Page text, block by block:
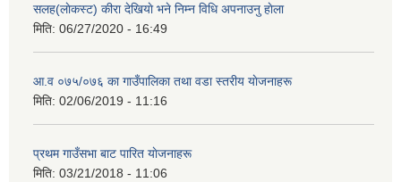
सलह(लाेकस्ट) कीरा देखियाे भने निम्न विधि अपनाउनु हाेला
मिति: 06/27/2020 - 16:49
आ‍.व ०७५/०७६ का गाउँपालिका तथा वडा स्तरीय याेजनाहरू
मिति: 02/06/2019 - 11:16
प्रथम गाउँसभा बाट पारित याेजनाहरू
मिति: 03/21/2018 - 11:06